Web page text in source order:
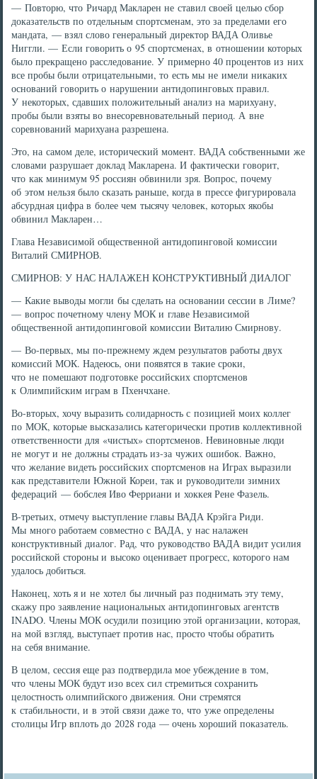
— Повторю, что Ричард Макларен не ставил своей целью сбор
доказательств по отдельным спортсменам, это за пределами его
мандата, — взял слово генеральный директор ВАДА Оливье
Ниггли. — Если говорить о 95 спортсменах, в отношении которых
было прекращено расследование. У примерно 40 процентов из них
все пробы были отрицательными, то есть мы не имели никаких
оснований говорить о нарушении антидопинговых правил.
У некоторых, сдавших положительный анализ на марихуану,
пробы были взяты во внесоревновательный период. А вне
соревнований марихуана разрешена.
Это, на самом деле, исторический момент. ВАДА собственными же
словами разрушает доклад Макларена. И фактически говорит,
что как минимум 95 россиян обвинили зря. Вопрос, почему
об этом нельзя было сказать раньше, когда в прессе фигурировала
абсурдная цифра в более чем тысячу человек, которых якобы
обвинил Макларен…
Глава Независимой общественной антидопинговой комиссии
Виталий СМИРНОВ.
СМИРНОВ: У НАС НАЛАЖЕН КОНСТРУКТИВНЫЙ ДИАЛОГ
— Какие выводы могли бы сделать на основании сессии в Лиме?
— вопрос почетному члену МОК и главе Независимой
общественной антидопинговой комиссии Виталию Смирнову.
— Во-первых, мы по-прежнему ждем результатов работы двух
комиссий МОК. Надеюсь, они появятся в такие сроки,
что не помешают подготовке российских спортсменов
к Олимпийским играм в Пхенчхане.
Во-вторых, хочу выразить солидарность с позицией моих коллег
по МОК, которые высказались категорически против коллективной
ответственности для «чистых» спортсменов. Невиновные люди
не могут и не должны страдать из-за чужих ошибок. Важно,
что желание видеть российских спортсменов на Играх выразили
как представители Южной Кореи, так и руководители зимних
федераций — бобслея Иво Ферриани и хоккея Рене Фазель.
В-третьих, отмечу выступление главы ВАДА Крэйга Риди.
Мы много работаем совместно с ВАДА, у нас налажен
конструктивный диалог. Рад, что руководство ВАДА видит усилия
российской стороны и высоко оценивает прогресс, которого нам
удалось добиться.
Наконец, хоть я и не хотел бы личный раз поднимать эту тему,
скажу про заявление национальных антидопинговых агентств
INADO. Члены МОК осудили позицию этой организации, которая,
на мой взгляд, выступает против нас, просто чтобы обратить
на себя внимание.
В целом, сессия еще раз подтвердила мое убеждение в том,
что члены МОК будут изо всех сил стремиться сохранить
целостность олимпийского движения. Они стремятся
к стабильности, и в этой связи даже то, что уже определены
столицы Игр вплоть до 2028 года — очень хороший показатель.